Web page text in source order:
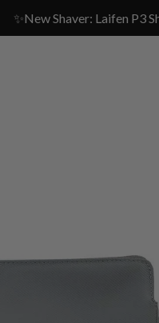
✨New Shaver: Laifen P3